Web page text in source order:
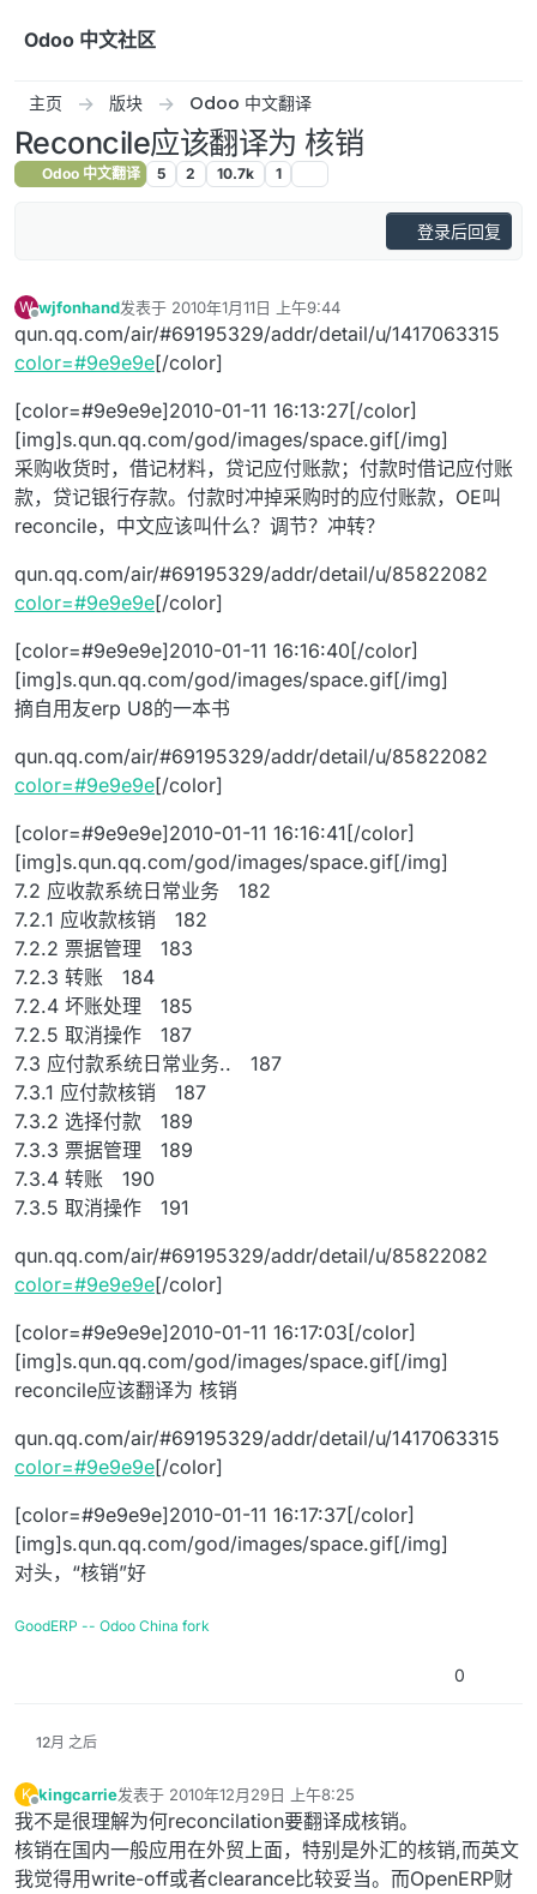
Odoo 中文社区
主页 版块 Odoo 中文翻译
Reconcile应该翻译为 核销
Odoo 中文翻译 5 2 10.7k 1
登录后回复
W wjfonhand发表于 2010年1月11日 上午9:44
最后由 编辑
qun.qq.com/air/#69195329/addr/detail/u/1417063315
color=#9e9e9e[/color]
[color=#9e9e9e]2010-01-11 16:13:27[/color]
[img]s.qun.qq.com/god/images/space.gif[/img]
采购收货时，借记材料，贷记应付账款；付款时借记应付账
款，贷记银行存款。付款时冲掉采购时的应付账款，OE叫
reconcile，中文应该叫什么？调节？冲转？
qun.qq.com/air/#69195329/addr/detail/u/85822082
color=#9e9e9e[/color]
[color=#9e9e9e]2010-01-11 16:16:40[/color]
[img]s.qun.qq.com/god/images/space.gif[/img]
摘自用友erp U8的一本书
qun.qq.com/air/#69195329/addr/detail/u/85822082
color=#9e9e9e[/color]
[color=#9e9e9e]2010-01-11 16:16:41[/color]
[img]s.qun.qq.com/god/images/space.gif[/img]
7.2 应收款系统日常业务 182
7.2.1 应收款核销 182
7.2.2 票据管理 183
7.2.3 转账 184
7.2.4 坏账处理 185
7.2.5 取消操作 187
7.3 应付款系统日常业务.. 187
7.3.1 应付款核销 187
7.3.2 选择付款 189
7.3.3 票据管理 189
7.3.4 转账 190
7.3.5 取消操作 191
qun.qq.com/air/#69195329/addr/detail/u/85822082
color=#9e9e9e[/color]
[color=#9e9e9e]2010-01-11 16:17:03[/color]
[img]s.qun.qq.com/god/images/space.gif[/img]
reconcile应该翻译为 核销
qun.qq.com/air/#69195329/addr/detail/u/1417063315
color=#9e9e9e[/color]
[color=#9e9e9e]2010-01-11 16:17:37[/color]
[img]s.qun.qq.com/god/images/space.gif[/img]
对头，“核销”好
GoodERP -- Odoo China fork
0
12月 之后
K
离线
kingcarrie发表于 2010年12月29日 上午8:25
最后由 编辑
我不是很理解为何reconcilation要翻译成核销。
核销在国内一般应用在外贸上面，特别是外汇的核销,而英文
我觉得用write-off或者clearance比较妥当。而OpenERP财